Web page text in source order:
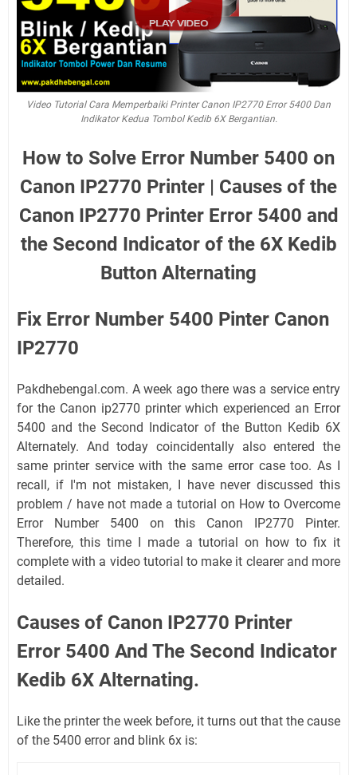
Video Tutorial Cara Memperbaiki Printer Canon IP2770 Error 5400 Dan
Indikator Kedua Tombol Kedib 6X Bergantian.
How to Solve Error Number 5400 on
Canon IP2770 Printer | Causes of the
Canon IP2770 Printer Error 5400 and
the Second Indicator of the 6X Kedib
Button Alternating
Fix Error Number 5400 Pinter Canon
IP2770
Pakdhebengal.com. A week ago there was a service entry
for the Canon ip2770 printer which experienced an Error
5400 and the Second Indicator of the Button Kedib 6X
Alternately. And today coincidentally also entered the
same printer service with the same error case too. As I
recall, if I'm not mistaken, I have never discussed this
problem / have not made a tutorial on How to Overcome
Error Number 5400 on this Canon IP2770 Pinter.
Therefore, this time I made a tutorial on how to fix it
complete with a video tutorial to make it clearer and more
detailed.
Causes of Canon IP2770 Printer
Error 5400 And The Second Indicator
Kedib 6X Alternating.
Like the printer the week before, it turns out that the cause
of the 5400 error and blink 6x is: